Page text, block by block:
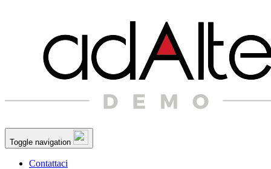
Toggle navigation
Contattaci